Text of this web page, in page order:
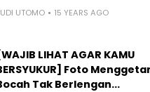
UTOMO 15 YEARS AGO
LIHAT AGAR KAMU
Foto
Tak Berlengan...